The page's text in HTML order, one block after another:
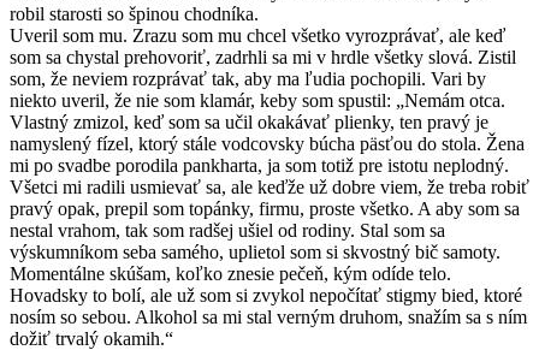
robil starosti so špinou chodníka.
Uveril som mu. Zrazu som mu chcel všetko vyrozprávať, ale keď
som sa chystal prehovoriť, zadrhli sa mi v hrdle všetky slová. Zistil
som, že neviem rozprávať tak, aby ma ľudia pochopili. Vari by
niekto uveril, že nie som klamár, keby som spustil: „Nemám otca.
Vlastný zmizol, keď som sa učil okakávať plienky, ten pravý je
namyslený fízel, ktorý stále vodcovsky búcha päsťou do stola. Žena
mi po svadbe porodila pankharta, ja som totiž pre istotu neplodný.
Všetci mi radili usmievať sa, ale keďže už dobre viem, že treba robiť
pravý opak, prepil som topánky, firmu, proste všetko. A aby som sa
nestal vrahom, tak som radšej ušiel od rodiny. Stal som sa
výskumníkom seba samého, uplietol som si skvostný bič samoty.
Momentálne skúšam, koľko znesie pečeň, kým odíde telo.
Hovadsky to bolí, ale už som si zvykol nepočítať stigmy bied, ktoré
nosím so sebou. Alkohol sa mi stal verným druhom, snažím sa s ním
dožiť trvalý okamih.“